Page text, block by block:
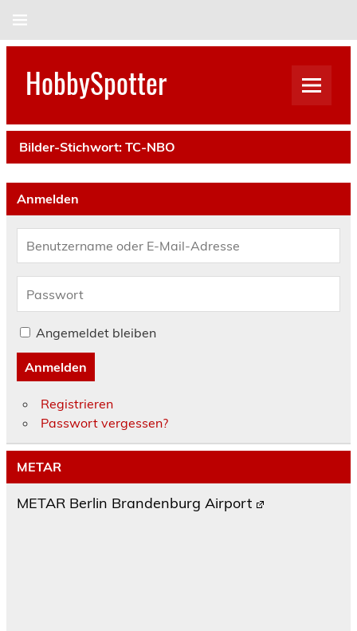
HobbySpotter
Bilder-Stichwort: TC-NBO
Anmelden
Angemeldet bleiben
Anmelden
Registrieren
Passwort vergessen?
METAR
METAR Berlin Brandenburg Airport